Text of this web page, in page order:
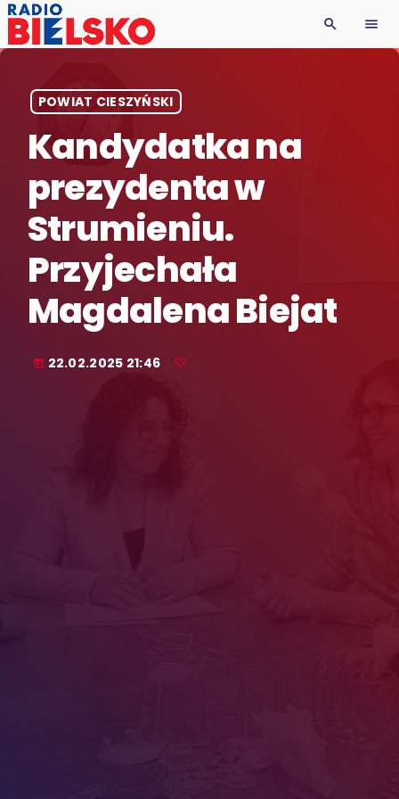
search menu
POWIAT CIESZYŃSKI
Kandydatka na
prezydenta w
Strumieniu.
Przyjechała
Magdalena Biejat
today 22.02.2025 21:46